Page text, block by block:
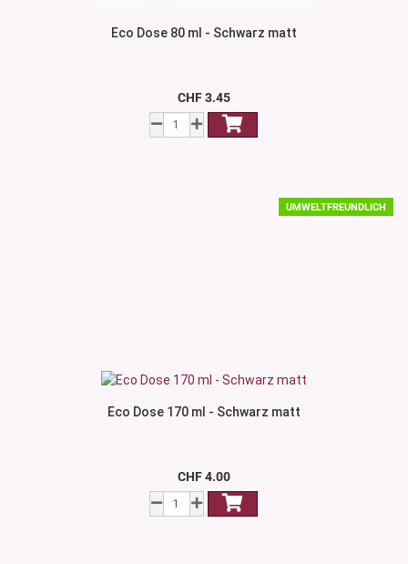
Eco Dose 80 ml - Schwarz matt
CHF 3.45
UMWELTFREUNDLICH
Eco Dose 170 ml - Schwarz matt
CHF 4.00